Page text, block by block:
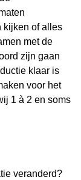
kijken of alles
met de
zijn gaan
klaar is
voor het
1 à 2 en soms
veranderd?